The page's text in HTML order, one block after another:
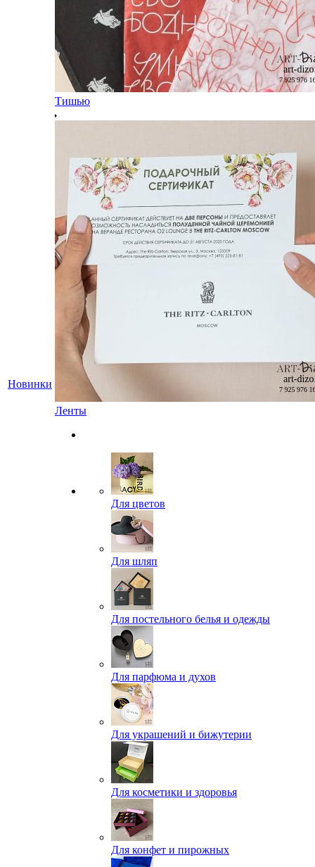
Новинки
Тишью
Ленты
Для цветов
Для шляп
Для постельного белья и одежды
Для парфюма и духов
Для украшений и бижутерии
Для косметики и здоровья
Для конфет и пирожных